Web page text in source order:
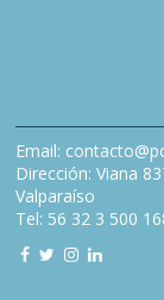
Email:
Dirección: Viana
Valparaíso
Tel: 56 32 3 500